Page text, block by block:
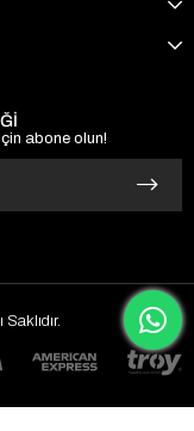
abone olun!